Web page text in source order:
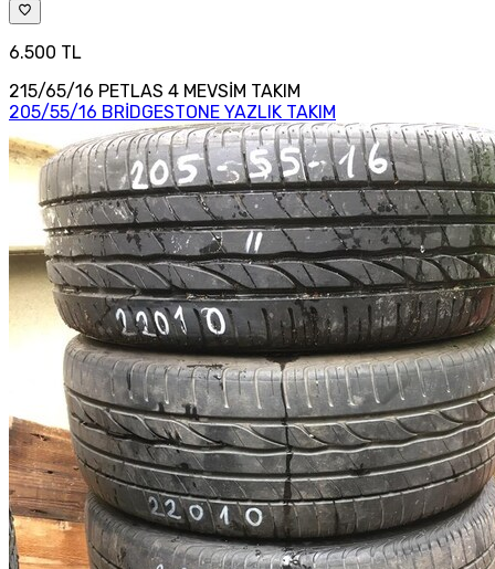
6.500 TL
215/65/16 PETLAS 4 MEVSİM TAKIM
205/55/16 BRİDGESTONE YAZLIK TAKIM